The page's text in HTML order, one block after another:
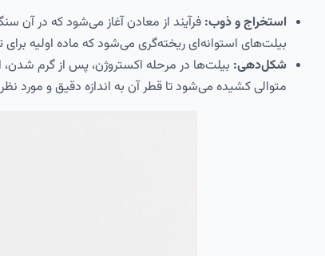
استخراج و ذوب: فرآیند از معادن آغاز می‌شود که در
بیلت‌های استوانه‌ای ریخته‌گری می‌شود که ماده اولیه برای
شکل‌دهی:
متوالی کشیده می‌شود تا قطر آن به اندازه دقیق و مورد